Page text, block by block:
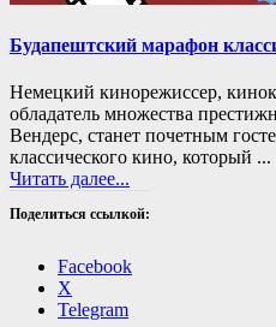
Будапештский марафон
Немецкий кинорежиссер,
обладатель множества
Вендерс, станет почетным
классического кино, который ...
Читать далее...
Поделиться ссылкой:
Facebook
X
Telegram